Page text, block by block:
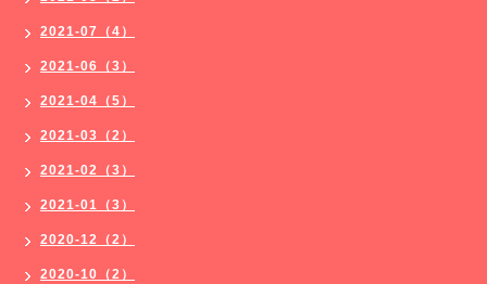
2021-07（4）
2021-06（3）
2021-04（5）
2021-03（2）
2021-02（3）
2021-01（3）
2020-12（2）
2020-10（2）